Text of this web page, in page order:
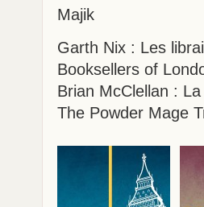
Majik
Garth Nix : Les
Booksellers of
Brian McClellan :
The Powder Mage